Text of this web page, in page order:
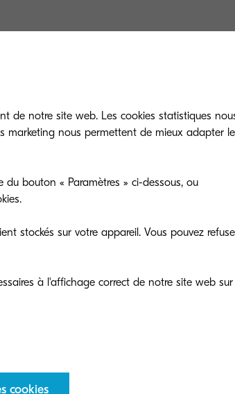
de notre site web. Les cookies statistiques
marketing nous permettent de mieux adapter le
bouton « Paramètres » ci-dessous, ou
stockés sur votre appareil. Vous pouvez
à l'affichage correct de notre site web sur
cookies